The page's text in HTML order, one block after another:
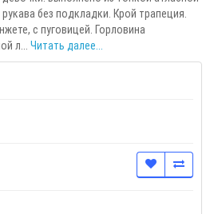
без подкладки. Крой трапеция.
с пуговицей. Горловина
л... Читать далее...